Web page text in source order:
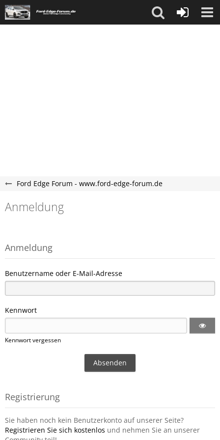
Ford Edge Forum - www.ford-edge-forum.de
Anmeldung
Anmeldung
Benutzername oder E-Mail-Adresse
Kennwort
Kennwort vergessen
Registrierung
Sie haben noch kein Benutzerkonto auf unserer Seite?
Registrieren Sie sich kostenlos und nehmen Sie an unserer